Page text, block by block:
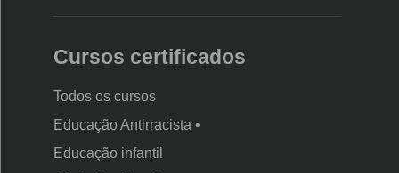
Cursos certificados
Todos os cursos
Educação Antirracista •
Educação infantil